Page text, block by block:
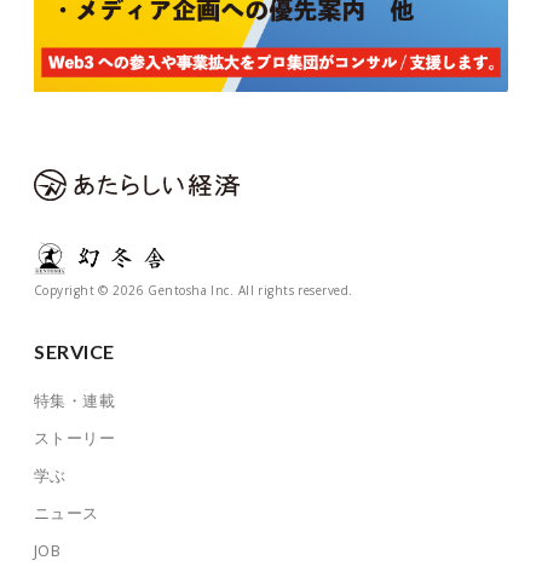
Copyright © 2026 Gentosha Inc. All rights reserved.
SERVICE
特集・連載
ストーリー
学ぶ
ニュース
JOB